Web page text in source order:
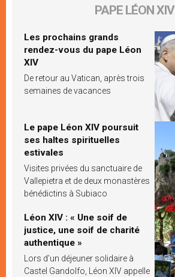
PAPE LÉON XIV
Les prochains grands
rendez-vous du pape Léon
XIV
De retour au Vatican, après trois
semaines de vacances
Le pape Léon XIV poursuit
ses haltes spirituelles
estivales
Visites privées du sanctuaire de
Vallepietra et de deux monastères
bénédictins à Subiaco
Léon XIV : « Une soif de
justice, une soif de charité
authentique »
Lors d’un déjeuner solidaire à
Castel Gandolfo, Léon XIV appelle